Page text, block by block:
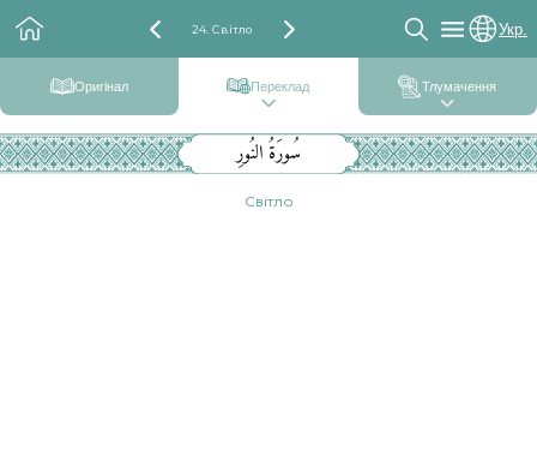
24. Світло Укр.
Оригінал Переклад Тлумачення
سُورَةُ النُورِ
Світло